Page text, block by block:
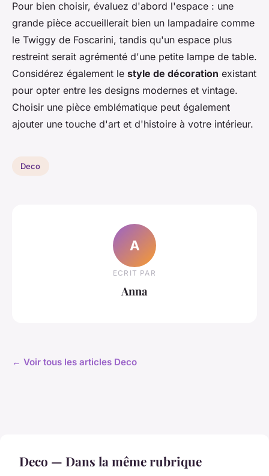
Pour bien choisir, évaluez d'abord l'espace : une
grande pièce accueillerait bien un lampadaire comme
le Twiggy de Foscarini, tandis qu'un espace plus
restreint serait agrémenté d'une petite lampe de table.
Considérez également le style de décoration existant
pour opter entre les designs modernes et vintage.
Choisir une pièce emblématique peut également
ajouter une touche d'art et d'histoire à votre intérieur.
Deco
A
ECRIT PAR
Anna
← Voir tous les articles Deco
Deco — Dans la même rubrique